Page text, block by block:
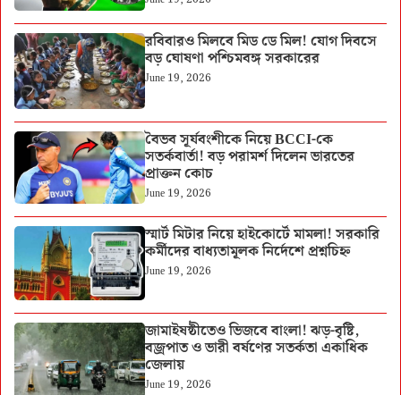
রবিবারও মিলবে মিড ডে মিল! যোগ দিবসে
বড় ঘোষণা পশ্চিমবঙ্গ সরকারের
June 19, 2026
বৈভব সূর্যবংশীকে নিয়ে BCCI-কে
সতর্কবার্তা! বড় পরামর্শ দিলেন ভারতের
প্রাক্তন কোচ
June 19, 2026
স্মার্ট মিটার নিয়ে হাইকোর্টে মামলা! সরকারি
কর্মীদের বাধ্যতামূলক নির্দেশে প্রশ্নচিহ্ন
June 19, 2026
জামাইষষ্ঠীতেও ভিজবে বাংলা! ঝড়-বৃষ্টি,
বজ্রপাত ও ভারী বর্ষণের সতর্কতা একাধিক
জেলায়
June 19, 2026